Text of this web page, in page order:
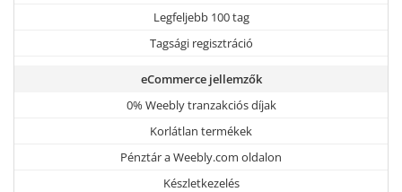
Legfeljebb 100 tag
Tagsági regisztráció
eCommerce jellemzők
0% Weebly tranzakciós díjak
Korlátlan termékek
Pénztár a Weebly.com oldalon
Készletkezelés